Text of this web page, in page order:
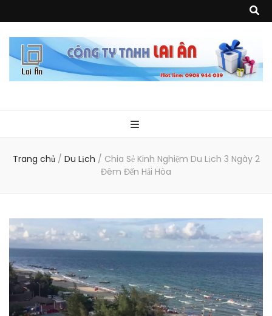
Ân
phẩm về nhựa như áo mưa, túi nhựa, handger…Đặc biệt là các sản phẩm
từ MICA, MDF, FORMAT như tủ trưng bày, quầy, kệ, Tray…
Trang chủ / Du Lịch / Chia Sẻ Kinh Nghiệm Du Lịch 3 Ngày 2
Đêm Đến Hải Hòa